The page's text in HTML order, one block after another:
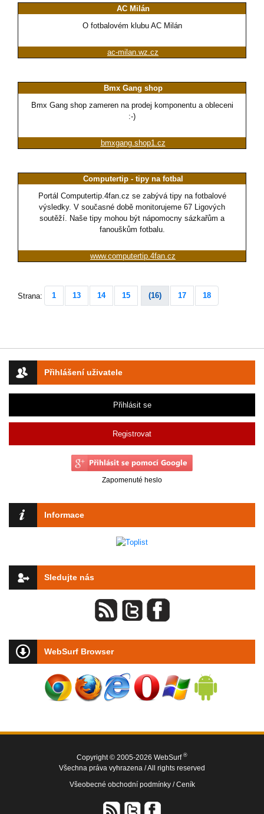
Přihlášení uživatele
Přihlásit se
Registrovat
Zapomenuté heslo
Informace
Sledujte nás
WebSurf Browser
AC Milán
O fotbalovém klubu AC Milán
ac-milan.wz.cz
Bmx Gang shop
Bmx Gang shop zameren na prodej komponentu a obleceni
:-)
bmxgang.shop1.cz
Computertip - tipy na fotbal
Portál Computertip.4fan.cz se zabývá tipy na fotbalové
výsledky. V současné době monitorujeme 67 Ligových
soutěží. Naše tipy mohou být nápomocny sázkařům a
fanouškům fotbalu.
www.computertip.4fan.cz
Strana: 1 13 14 15 (16) 17 18
Copyright © 2005-2026 WebSurf ®
Všechna práva vyhrazena / All rights reserved
Všeobecné obchodní podmínky /Ceník